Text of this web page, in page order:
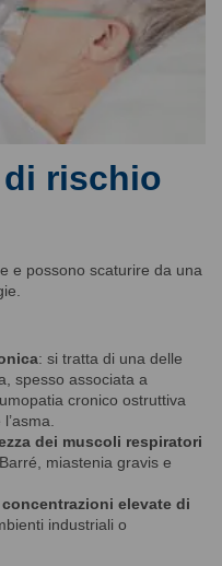
rischio
e possono scaturire da una
: si tratta di una delle
spesso associata a
cronico ostruttiva
dei muscoli respiratori
miastenia gravis e
elevate di
industriali o